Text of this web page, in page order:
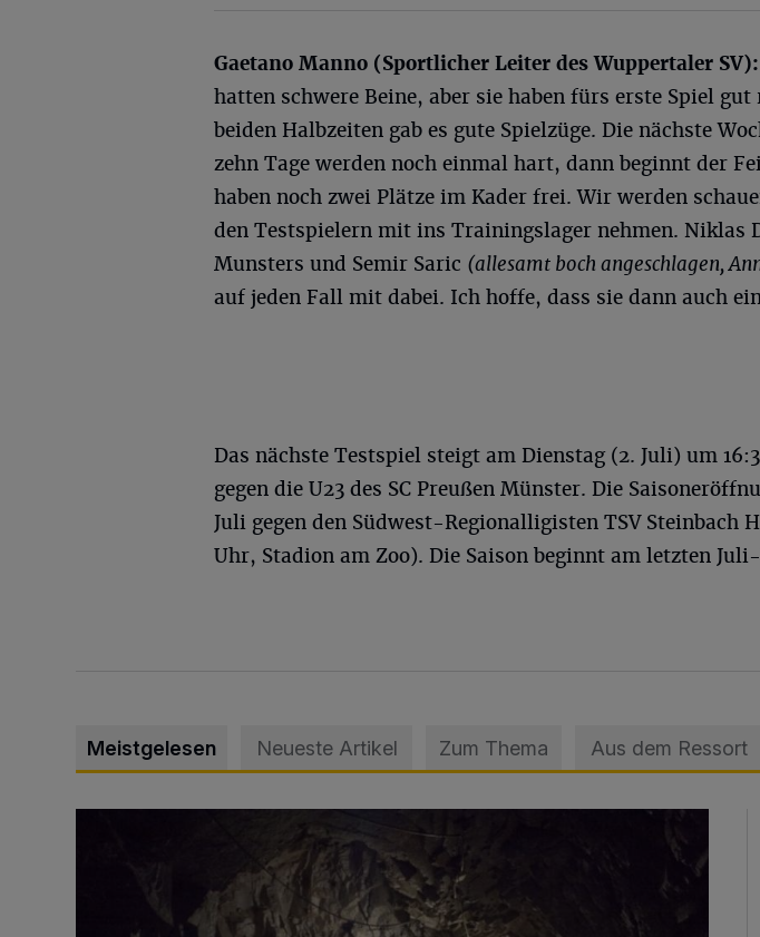
Gaetano Manno (Sportlicher Leiter des Wuppertaler SV):
hatten schwere Beine, aber sie haben fürs erste Spiel gut
beiden Halbzeiten gab es gute Spielzüge. Die nächste
zehn Tage werden noch einmal hart, dann beginnt der
haben noch zwei Plätze im Kader frei. Wir werden
den Testspielern mit ins Trainingslager nehmen. Niklas
Munsters und Semir Saric (allesamt boch angeschlagen,
auf jeden Fall mit dabei. Ich hoffe, dass sie dann auch
Das nächste Testspiel steigt am Dienstag (2. Juli) um
gegen die U23 des SC Preußen Münster. Die
Juli gegen den Südwest-Regionalligisten TSV Steinbach
Uhr, Stadion am Zoo). Die Saison beginnt am letzten
Meistgelesen Neueste Artikel Zum Thema Aus dem Ressort